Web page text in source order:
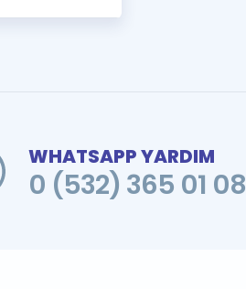
WHATSAPP YARDIM
0 (532) 365 01 08